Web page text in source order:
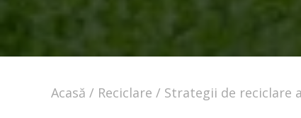
Acasă Reciclare Strategii de reciclare